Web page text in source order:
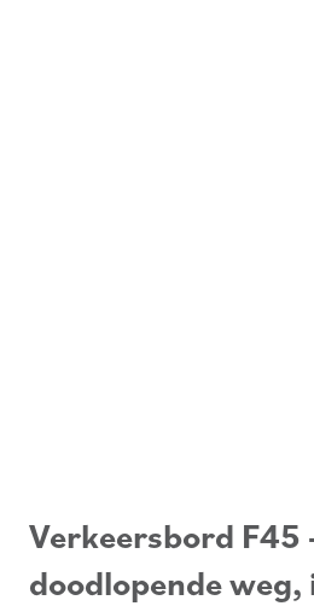
Verkeersbord F45
doodlopende